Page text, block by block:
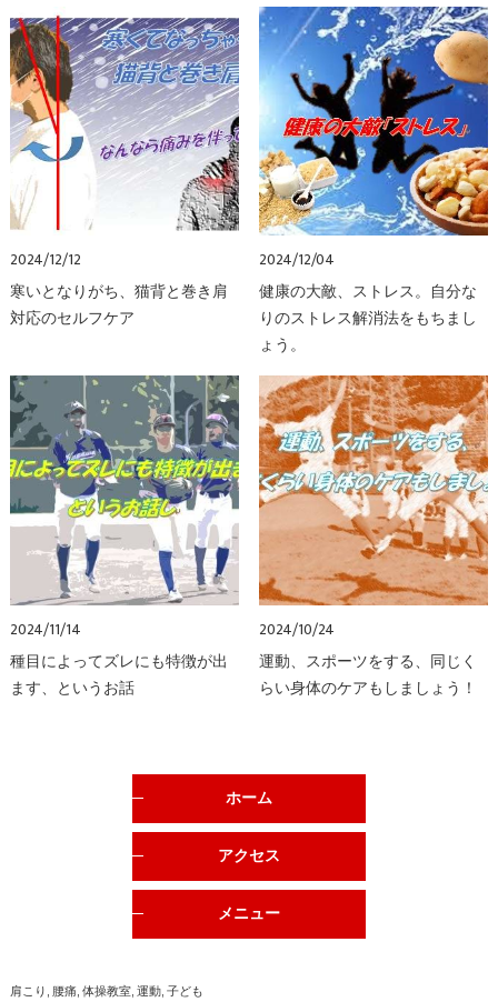
2024/12/12
寒いとなりがち、猫背と巻き肩
対応のセルフケア
2024/12/04
健康の大敵、ストレス。自分な
りのストレス解消法をもちまし
ょう。
2024/11/14
種目によってズレにも特徴が出
ます、というお話
2024/10/24
運動、スポーツをする、同じく
らい身体のケアもしましょう！
ホーム
アクセス
メニュー
肩こり 腰痛 体操教室 運動 子ども